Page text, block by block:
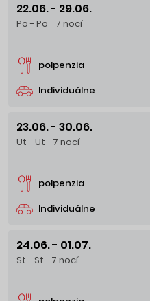
22.06. - 29.06.
Po - Po 7 nocí
Individuálne
polpenzia
23.06. - 30.06.
Ut - Ut 7 nocí
Individuálne
polpenzia
24.06. - 01.07.
St - St 7 nocí